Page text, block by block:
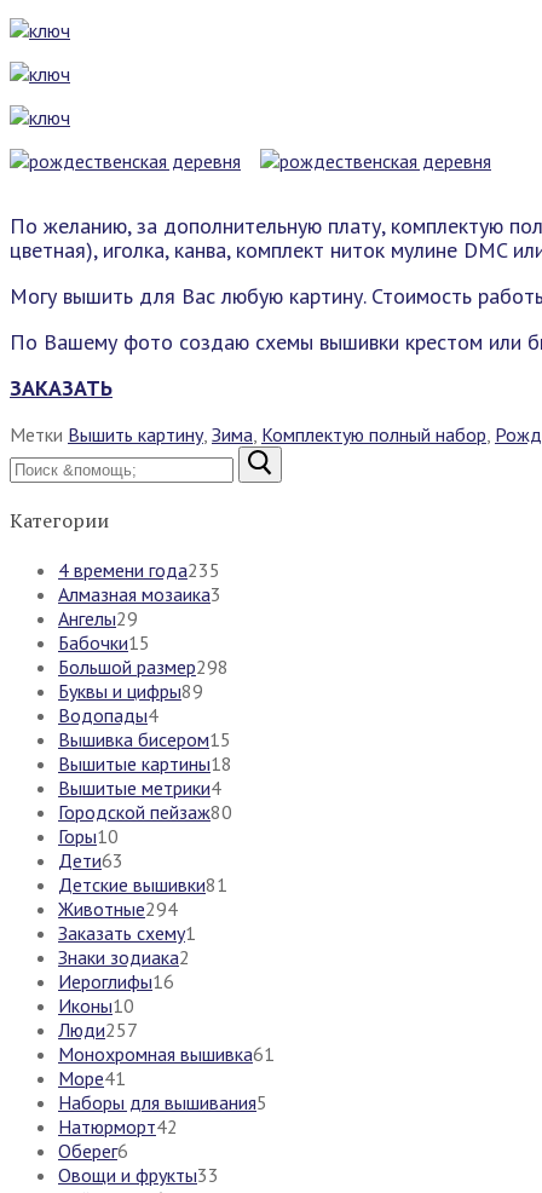
По желанию, за дополнительную плату, комплектую
цветная), иголка, канва, комплект ниток мулине DMC
Могу вышить для Вас любую картину. Стоимость
По Вашему фото создаю схемы вышивки крестом или
ЗАКАЗАТЬ
Метки Вышить картину, Зима Комплектую полный набор
Найти:
Категории
4 времени года235
Алмазная мозаика3
Ангелы29
Бабочки15
Большой размер298
Буквы и цифры89
Водопады4
Вышивка бисером15
Вышитые картины18
Вышитые метрики4
Городской пейзаж80
Горы10
Дети63
Детские вышивки81
Животные294
Заказать схему1
Знаки зодиака2
Иероглифы16
Иконы10
Люди257
Монохромная вышивка61
Море41
Наборы для вышивания5
Натюрморт42
Оберег6
Овощи и фрукты33